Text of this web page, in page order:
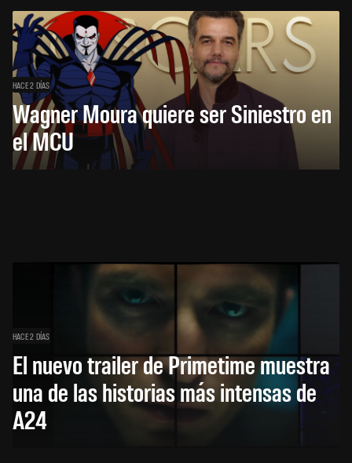
HACE 2 DÍAS
Wagner Moura quiere ser Siniestro en
el MCU
HACE 2 DÍAS
El nuevo trailer de Primetime muestra
una de las historias más intensas de
A24